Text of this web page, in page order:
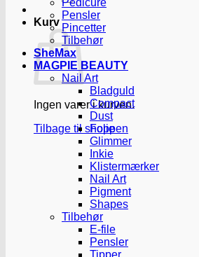
Kurv
Ingen varer i kurven.
Tilbage til shoppen
Pedicure
Pensler
Pincetter
Tilbehør
SheMax
MAGPIE BEAUTY
Nail Art
Bladguld
Compact
Dust
Folie
Glimmer
Inkie
Klistermærker
Nail Art
Pigment
Shapes
Tilbehør
E-file
Pensler
Tipper